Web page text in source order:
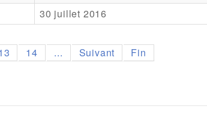
30 juillet 2016
14 ... Suivant Fin